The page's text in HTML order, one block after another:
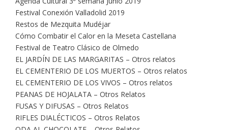
Festival Conexión Valladolid 2019
Restos de Mezquita Mudéjar
Cómo Combatir el Calor en la Meseta Castellana
Festival de Teatro Clásico de Olmedo
EL JARDÍN DE LAS MARGARITAS – Otros relatos
EL CEMENTERIO DE LOS MUERTOS – Otros relatos
EL CEMENTERIO DE LOS VIVOS – Otros relatos
PEANAS DE HOJALATA – Otros Relatos
FUSAS Y DIFUSAS – Otros Relatos
RIFLES DIALÉCTICOS – Otros Relatos